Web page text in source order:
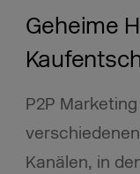
Geheime
P2P
Kanälen, in